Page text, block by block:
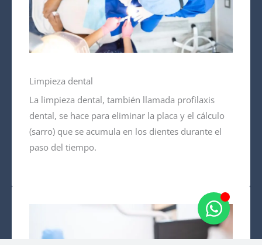
Limpieza dental
La limpieza dental, también llamada profilaxis
dental, se hace para eliminar la placa y el cálculo
(sarro) que se acumula en los dientes durante el
paso del tiempo.